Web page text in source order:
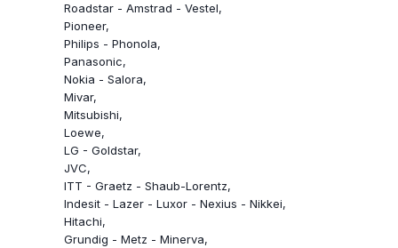
Roadstar - Amstrad - Vestel
Pioneer
Philips - Phonola
Panasonic
Nokia - Salora
Mivar
Mitsubishi
Loewe
LG - Goldstar
JVC
ITT - Graetz - Shaub-Lorentz
Indesit - Lazer - Luxor - Nexius - Nikkei
Hitachi
Grundig - Metz - Minerva